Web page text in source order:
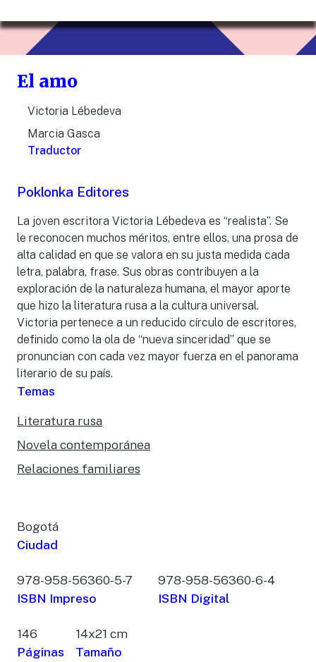
El amo
Victoria Lébedeva
Marcia Gasca
Traductor
Poklonka Editores
La joven escritora Victoria Lébedeva es “realista”. Se
le reconocen muchos méritos, entre ellos, una prosa de
alta calidad en que se valora en su justa medida cada
letra, palabra, frase. Sus obras contribuyen a la
exploración de la naturaleza humana, el mayor aporte
que hizo la literatura rusa a la cultura universal.
Victoria pertenece a un reducido círculo de escritores,
definido como la ola de “nueva sinceridad” que se
pronuncian con cada vez mayor fuerza en el panorama
literario de su país.
Temas
Literatura rusa
Novela contemporánea
Relaciones familiares
Bogotá
Ciudad
978-958-56360-5-7
ISBN Impreso
978-958-56360-6-4
ISBN Digital
146
Páginas
14x21 cm
Tamaño